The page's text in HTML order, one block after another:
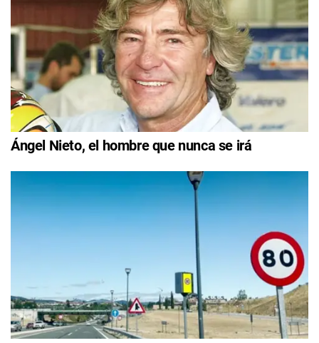
Ángel Nieto, el hombre que nunca se irá